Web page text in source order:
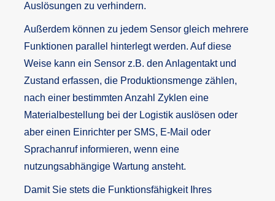
Auslösungen zu verhindern.
Außerdem können zu jedem Sensor gleich mehrere
Funktionen parallel hinterlegt werden. Auf diese
Weise kann ein Sensor z.B. den Anlagentakt und
Zustand erfassen, die Produktionsmenge zählen,
nach einer bestimmten Anzahl Zyklen eine
Materialbestellung bei der Logistik auslösen oder
aber einen Einrichter per SMS, E-Mail oder
Sprachanruf informieren, wenn eine
nutzungsabhängige Wartung ansteht.
Damit Sie stets die Funktionsfähigkeit Ihres